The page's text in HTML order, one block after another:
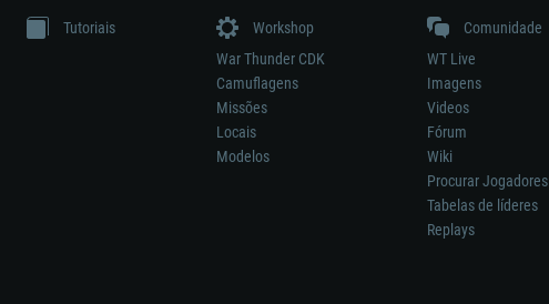
Tutoriais
Workshop
War Thunder CDK
Camuflagens
Missões
Locais
Modelos
Comunidade
WT Live
Imagens
Videos
Fórum
Wiki
Procurar Jogadores
Tabelas de líderes
Replays